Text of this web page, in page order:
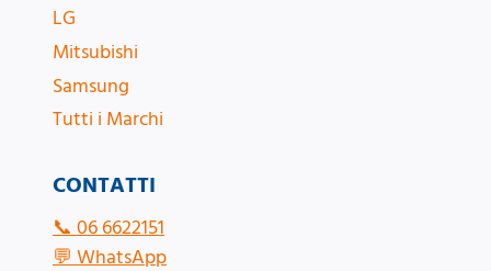
CONTATTI
📞06 6622151
💬WhatsApp
LG
Mitsubishi
Samsung
Tutti i Marchi